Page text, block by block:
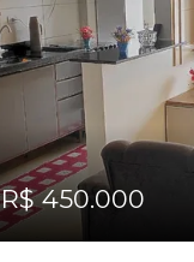
R$ 450.000